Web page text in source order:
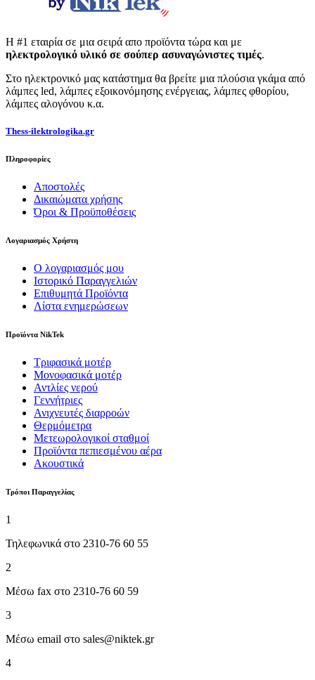
Η #1 εταιρία σε μια σειρά απο προϊόντα τώρα και με
ηλεκτρολογικό υλικό σε σούπερ ασυναγώνιστες τιμές.
Στο ηλεκτρονικό μας κατάστημα θα βρείτε μια πλούσια γκάμα από
λάμπες led, λάμπες εξοικονόμησης ενέργειας, λάμπες φθορίου,
λάμπες αλογόνου κ.α.
Thess-ilektrologika.gr
Πληροφορίες
Αποστολές
Δικαιώματα χρήσης
Όροι & Προϋποθέσεις
Λογαριασμός Χρήστη
Ο λογαριασμός μου
Ιστορικό Παραγγελιών
Επιθυμητά Προϊόντα
Λίστα ενημερώσεων
Προϊόντα NikTek
Τριφασικά μοτέρ
Μονοφασικά μοτέρ
Αντλίες νερού
Γεννήτριες
Ανιχνευτές διαρροών
Θερμόμετρα
Μετεωρολογικοί σταθμοί
Προϊόντα πεπιεσμένου αέρα
Ακουστικά
Tρόποι Παραγγελίας
1
Τηλεφωνικά στο 2310-76 60 55
2
Μέσω fax στο 2310-76 60 59
3
Μέσω email στο sales@niktek.gr
4